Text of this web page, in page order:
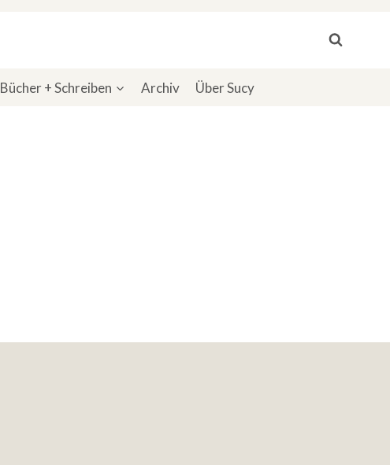
Bücher + Schreiben Archiv Über Sucy